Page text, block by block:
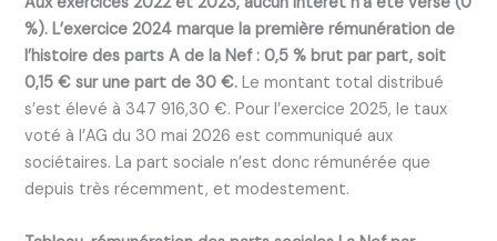
%). L’exercice 2024 marque la première rémunération de
l’histoire des parts A de la Nef : 0,5 % brut par part, soit
0,15 € sur une part de 30 €. Le montant total distribué
s’est élevé à 347 916,30 €. Pour l’exercice 2025, le taux
voté à l’AG du 30 mai 2026 est communiqué aux
sociétaires. La part sociale n’est donc rémunérée que
depuis très récemment, et modestement.